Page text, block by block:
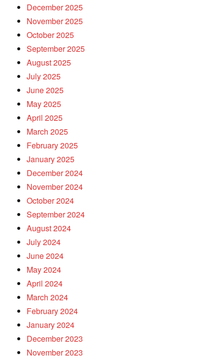
December 2025
November 2025
October 2025
September 2025
August 2025
July 2025
June 2025
May 2025
April 2025
March 2025
February 2025
January 2025
December 2024
November 2024
October 2024
September 2024
August 2024
July 2024
June 2024
May 2024
April 2024
March 2024
February 2024
January 2024
December 2023
November 2023